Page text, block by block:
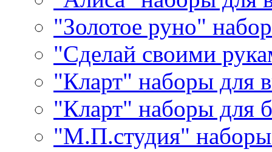
"Золотое руно"
"Сделай своими
"Кларт" наборы для
"Кларт" наборы для
"М.П.студия"